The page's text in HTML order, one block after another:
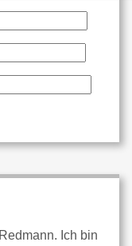
Ich bin